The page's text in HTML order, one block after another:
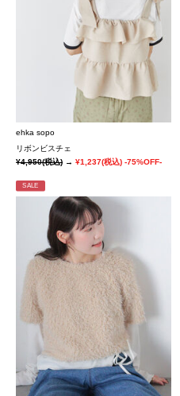
ehka sopo
リボンビスチェ
¥4,950(税込) → ¥1,237(税込) -75%OFF-
SALE